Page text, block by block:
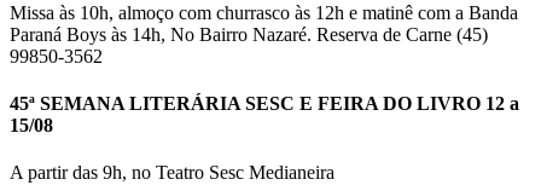
Missa às 10h, almoço com churrasco às 12h e matinê com a Banda
Paraná Boys às 14h, No Bairro Nazaré. Reserva de Carne (45)
99850-3562
45ª SEMANA LITERÁRIA SESC E FEIRA DO LIVRO 12 a
15/08
A partir das 9h, no Teatro Sesc Medianeira